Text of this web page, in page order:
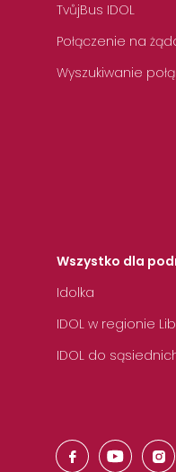
TvůjBus IDOL
Połączenie na
Wyszukiwanie
Wszystko dla
Idolka
IDOL w regionie
IDOL do